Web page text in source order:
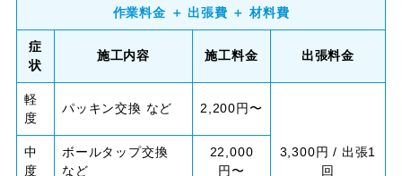
作業料金 ＋ 出張費 ＋ 材料費
症
状
施工内容 施工料金 出張料金
軽
度
パッキン交換 など 2,200円〜
3,300円 / 出張1
回
中
度
ボールタップ交換
など
22,000
円〜